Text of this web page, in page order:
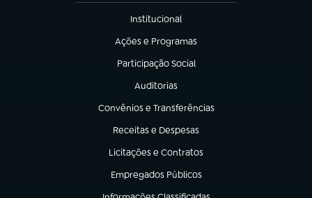
Institucional
(abre em nova aba)
Ações e Programas
(abre em nova aba)
Participação Social
(abre em nova aba)
Auditorias
(abre em nova aba)
Convênios e Transferências
(abre em nova aba)
Receitas e Despesas
(abre em nova aba)
Licitações e Contratos
(abre em nova aba)
Empregados Públicos
(abre em nova aba)